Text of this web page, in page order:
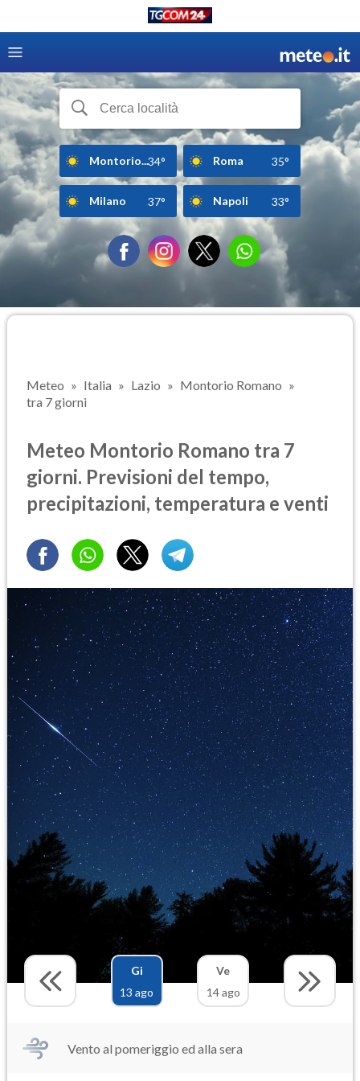
Montorio...34° Roma 35°
Milano 37° Napoli 33°
Meteo Italia Lazio
Montorio Romano
tra 7 giorni
Meteo Montorio Romano tra 7
giorni. Previsioni del tempo,
precipitazioni, temperatura e venti
Gi
13 ago
Ve
14 ago
Vento al pomeriggio ed alla sera